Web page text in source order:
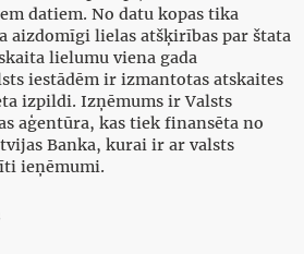
datiem. No datu kopas tika
aizdomīgi lielas atšķirības par štata
lielumu viena gada
iestādēm ir izmantotas atskaites
izpildi. Izņēmums ir Valsts
aģentūra, kas tiek finansēta no
Banka, kurai ir ar valsts
ieņēmumi.